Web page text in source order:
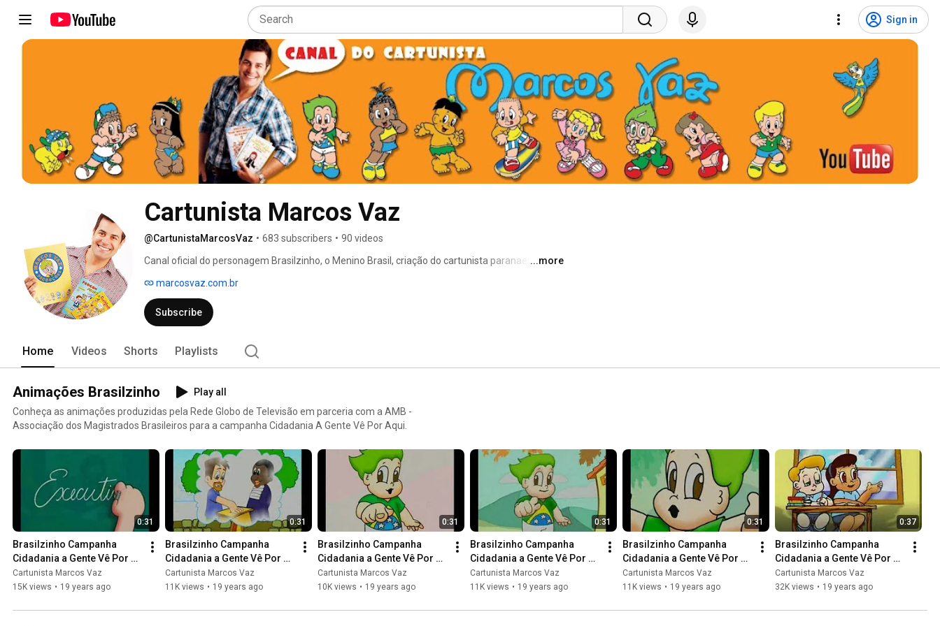
Sign in
Cartunista Marcos Vaz
@CartunistaMarcosVaz • 683 subscribers • 90 videos
Canal oficial do personagem Brasilzinho, o Menino Brasil, criação do cartunista paranaense
oficialmente durante as comemorações alusivas aos 500 anos do descobrimento, no Rio de
Janeiro.
...more
marcosvaz.com.br
Subscribe
Home Videos Shorts Playlists
Animações Brasilzinho
Play all
Conheça as animações produzidas pela Rede Globo de Televisão em parceria com a AMB -
Associação dos Magistrados Brasileiros para a campanha Cidadania A Gente Vê Por Aqui.
0:31
Brasilzinho Campanha
Cidadania a Gente Vê Por
Aqui - 01
Cartunista Marcos Vaz
15K views • 19 years ago
0:31
Brasilzinho Campanha
Cidadania a Gente Vê Por
Aqui - 02
Cartunista Marcos Vaz
11K views • 19 years ago
0:31
Brasilzinho Campanha
Cidadania a Gente Vê Por
Aqui - 03
Cartunista Marcos Vaz
10K views • 19 years ago
0:31
Brasilzinho Campanha
Cidadania a Gente Vê Por
Aqui - 04
Cartunista Marcos Vaz
11K views • 19 years ago
0:31
Brasilzinho Campanha
Cidadania a Gente Vê Por
Aqui - 05
Cartunista Marcos Vaz
11K views • 19 years ago
0:37
Brasilzinho Campanha
Cidadania a Gente Vê Por
Aqui - 06
Cartunista Marcos Vaz
32K views • 19 years ago